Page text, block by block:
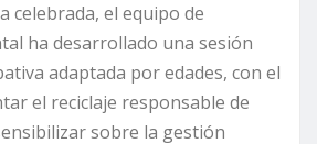
celebrada, el equipo de
ha desarrollado una sesión
adaptada por edades, con el
el reciclaje responsable de
sobre la gestión